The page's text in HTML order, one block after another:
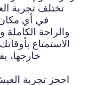
تختلف تجربة
في أي
والراحة
الاستمتاع
خارجها،
احجز تجربة